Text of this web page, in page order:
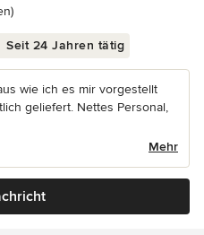
von 5 Sternen
Seit 24 Jahren tätig
wie ich es mir vorgestellt
geliefert. Nettes Personal,
Mehr